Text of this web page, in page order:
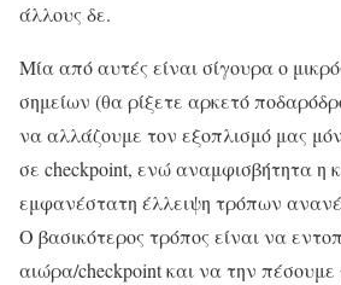
άλλους δε.
Μία από αυτές είναι σίγουρα ο
σημείων (θα ρίξετε αρκετό
να αλλάζουμε τον εξοπλισμό μας
σε checkpoint, ενώ αναμφισβήτητα η
εμφανέστατη έλλειψη τρόπων
Ο βασικότερος τρόπος είναι να
αιώρα/checkpoint και να την